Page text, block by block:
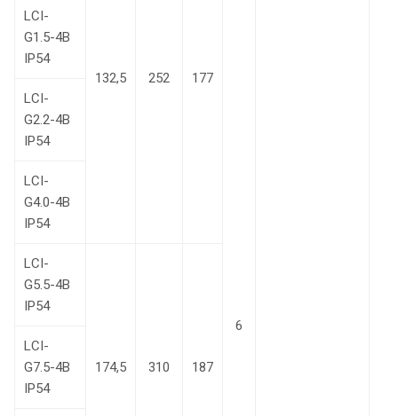
132,5 252 177
6
LCI-
G1.5-4B
IP54
LCI-
G2.2-4B
IP54
LCI-
G4.0-4B
IP54
LCI-
G5.5-4B
IP54
174,5 310 187
LCI-
G7.5-4B
IP54